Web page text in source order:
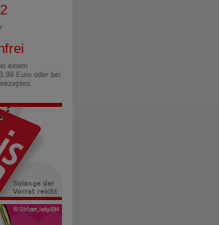
einem
Euro oder bei